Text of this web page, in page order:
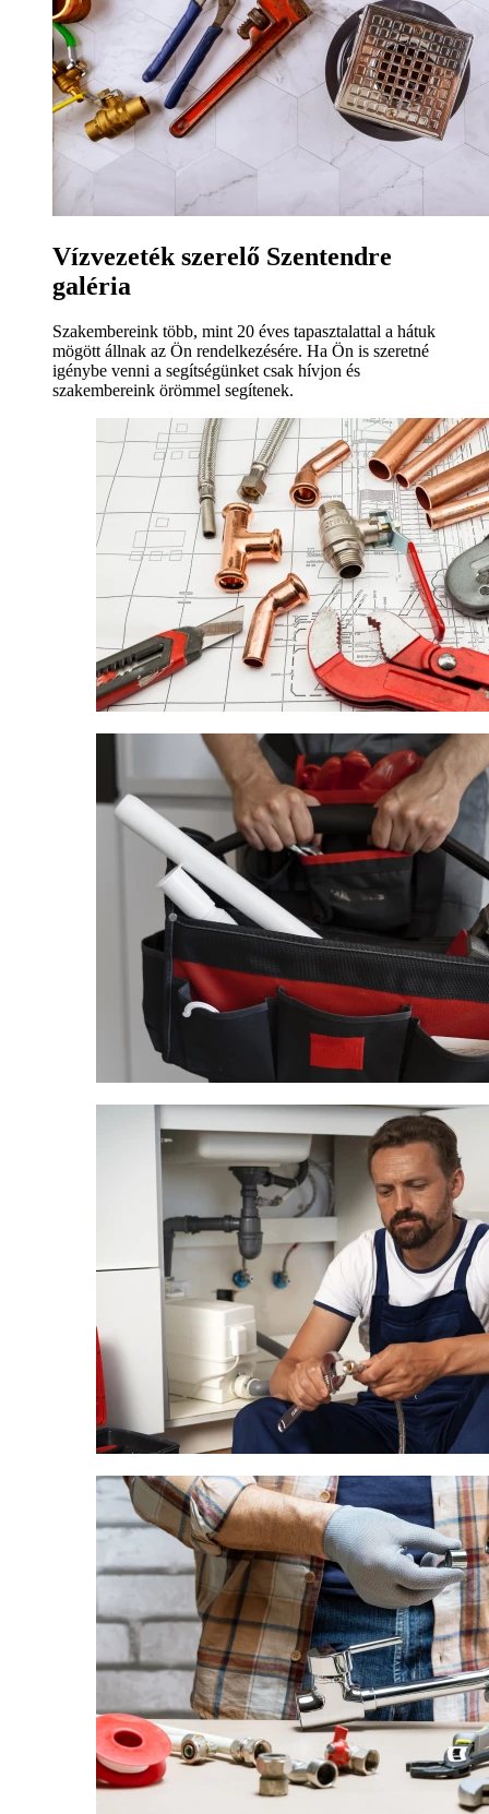
Vízvezeték szerelő Szentendre
galéria
Szakembereink több, mint 20 éves tapasztalattal a hátuk
mögött állnak az Ön rendelkezésére. Ha Ön is szeretné
igénybe venni a segítségünket csak hívjon és
szakembereink örömmel segítenek.